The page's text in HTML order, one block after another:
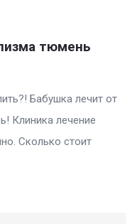
тюмень
лечит от
Клиника лечение
Сколько стоит